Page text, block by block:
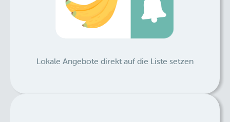
Lokale Angebote direkt auf die Liste setzen